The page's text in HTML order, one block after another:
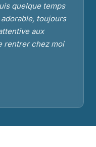
quelque temps
toujours
aux
rentrer chez moi